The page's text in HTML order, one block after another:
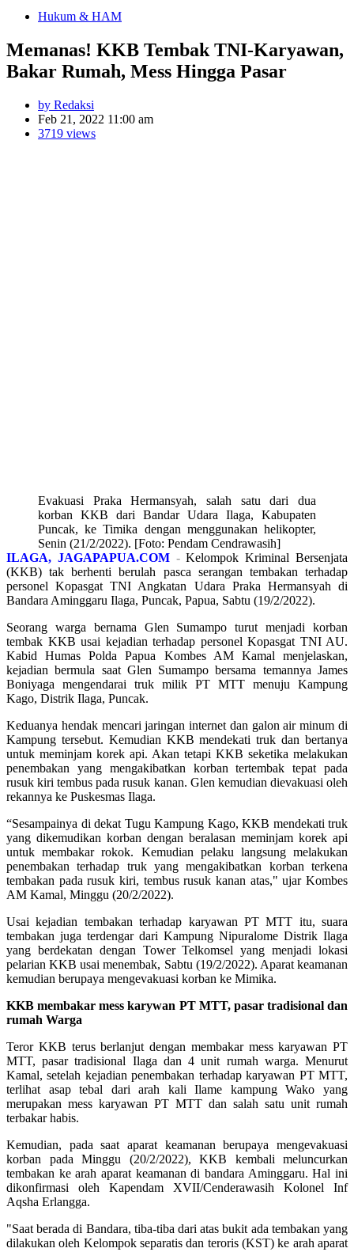
Hukum & HAM
Memanas! KKB Tembak TNI-Karyawan,
Bakar Rumah, Mess Hingga Pasar
by Redaksi
Feb 21, 2022 11:00 am
3719 views
Evakuasi Praka Hermansyah, salah satu dari dua
korban KKB dari Bandar Udara Ilaga, Kabupaten
Puncak, ke Timika dengan menggunakan helikopter,
Senin (21/2/2022). [Foto: Pendam Cendrawasih]
ILAGA, JAGAPAPUA.COM-Kelompok Kriminal Bersenjata
(KKB) tak berhenti berulah pasca serangan tembakan terhadap
personel Kopasgat TNI Angkatan Udara Praka Hermansyah di
Bandara Aminggaru Ilaga, Puncak, Papua, Sabtu (19/2/2022).
Seorang warga bernama Glen Sumampo turut menjadi korban
tembak KKB usai kejadian terhadap personel Kopasgat TNI AU.
Kabid Humas Polda Papua Kombes AM Kamal menjelaskan,
kejadian bermula saat Glen Sumampo bersama temannya James
Boniyaga mengendarai truk milik PT MTT menuju Kampung
Kago, Distrik Ilaga, Puncak.
Keduanya hendak mencari jaringan internet dan galon air minum di
Kampung tersebut. Kemudian KKB mendekati truk dan bertanya
untuk meminjam korek api. Akan tetapi KKB seketika melakukan
penembakan yang mengakibatkan korban tertembak tepat pada
rusuk kiri tembus pada rusuk kanan. Glen kemudian dievakuasi oleh
rekannya ke Puskesmas Ilaga.
“Sesampainya di dekat Tugu Kampung Kago, KKB mendekati truk
yang dikemudikan korban dengan beralasan meminjam korek api
untuk membakar rokok. Kemudian pelaku langsung melakukan
penembakan terhadap truk yang mengakibatkan korban terkena
tembakan pada rusuk kiri, tembus rusuk kanan atas," ujar Kombes
AM Kamal, Minggu (20/2/2022).
Usai kejadian tembakan terhadap karyawan PT MTT itu, suara
tembakan juga terdengar dari Kampung Nipuralome Distrik Ilaga
yang berdekatan dengan Tower Telkomsel yang menjadi lokasi
pelarian KKB usai menembak, Sabtu (19/2/2022). Aparat keamanan
kemudian berupaya mengevakuasi korban ke Mimika.
KKB membakar mess karywan PT MTT, pasar tradisional dan
rumah Warga
Teror KKB terus berlanjut dengan membakar mess karyawan PT
MTT, pasar tradisional Ilaga dan 4 unit rumah warga. Menurut
Kamal, setelah kejadian penembakan terhadap karyawan PT MTT,
terlihat asap tebal dari arah kali Ilame kampung Wako yang
merupakan mess karyawan PT MTT dan salah satu unit rumah
terbakar habis.
Kemudian, pada saat aparat keamanan berupaya mengevakuasi
korban pada Minggu (20/2/2022), KKB kembali meluncurkan
tembakan ke arah aparat keamanan di bandara Aminggaru. Hal ini
dikonfirmasi oleh Kapendam XVII/Cenderawasih Kolonel Inf
Aqsha Erlangga.
"Saat berada di Bandara, tiba-tiba dari atas bukit ada tembakan yang
dilakukan oleh Kelompok separatis dan teroris (KST) ke arah aparat